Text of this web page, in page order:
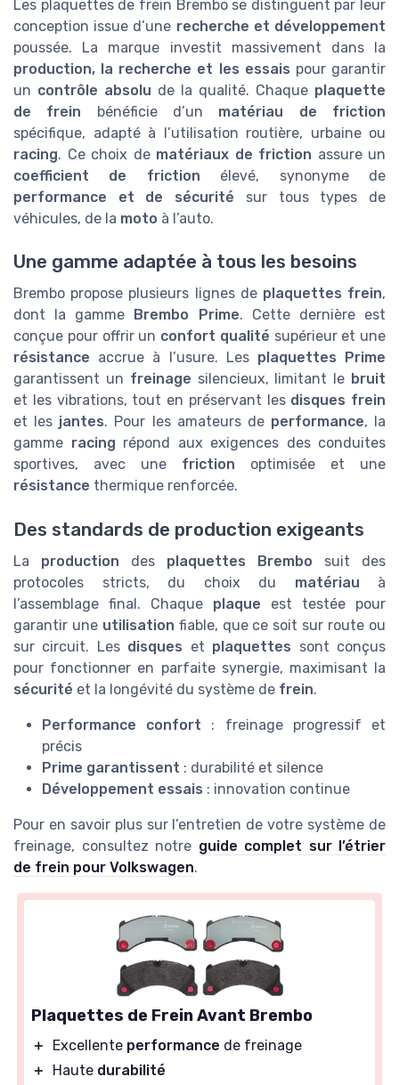
Les plaquettes de frein Brembo se distinguent par leur
conception issue d’une recherche et développement
poussée. La marque investit massivement dans la
production, la recherche et les essais pour garantir
un contrôle absolu de la qualité. Chaque plaquette
de frein bénéficie d’un matériau de friction
spécifique, adapté à l’utilisation routière, urbaine ou
racing. Ce choix de matériaux de friction assure un
coefficient de friction élevé, synonyme de
performance et de sécurité sur tous types de
véhicules, de la moto à l’auto.
Une gamme adaptée à tous les besoins
Brembo propose plusieurs lignes de plaquettes frein,
dont la gamme
Brembo Prime. Cette dernière est
conçue pour offrir un confort qualité supérieur et une
résistance accrue à l’usure. Les plaquettes Prime
garantissent un freinage silencieux, limitant le bruit
et les vibrations, tout en préservant les disques frein
et les jantes. Pour les amateurs de performance, la
gamme racing répond aux exigences des conduites
sportives, avec une friction optimisée et une
résistance thermique renforcée.
Des standards de production exigeants
La production des plaquettes Brembo suit des
protocoles stricts, du choix du matériau à
l’assemblage final. Chaque plaque est testée pour
garantir une utilisation fiable, que ce soit sur route ou
sur circuit. Les disques et plaquettes sont conçus
pour fonctionner en parfaite synergie, maximisant la
sécurité et la longévité du système de frein.
Performance confort : freinage progressif et
précis
Prime garantissent : durabilité et silence
Développement essais : innovation continue
Pour en savoir plus sur l’entretien de votre système de
freinage, consultez notre guide complet sur l’étrier
de frein pour Volkswagen.
Plaquettes de Frein Avant Brembo
＋ Excellente performance de freinage
＋
Haute durabilité